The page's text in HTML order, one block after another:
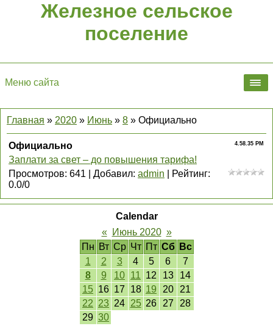
Железное сельское
поселение
Меню сайта
Главная » 2020 » Июнь » 8 » Официально
4.58.35 PM
Официально
Заплати за свет – до повышения тарифа!
Просмотров: 641 Добавил: admin Рейтинг:
0.0/0
Calendar
«
Июнь 2020 »
Пн Вт Ср Чт Пт Сб
Вс
1
2 3 4 5 6
7
8
9 10 11 12 13
14
15 16 17 18 19 20
21
22 23 24 25 26 27
28
29 30